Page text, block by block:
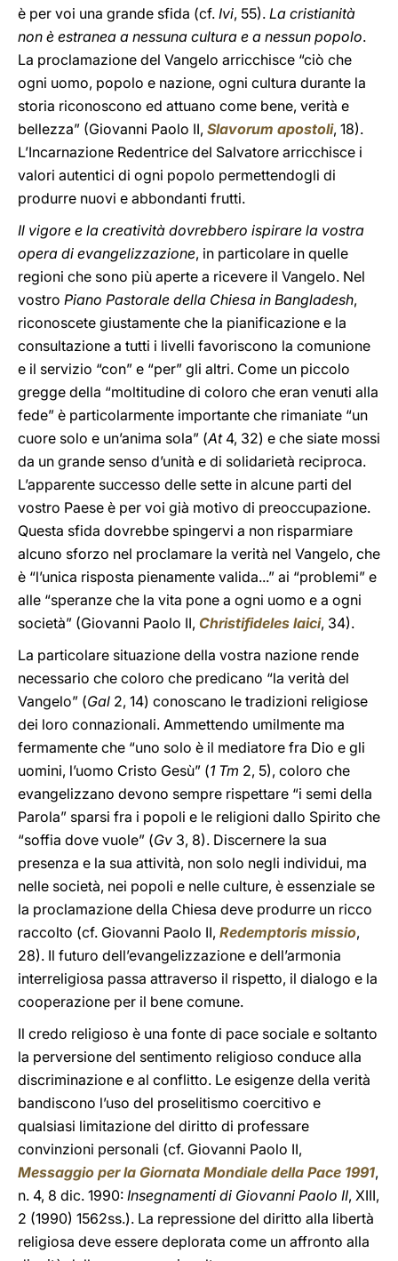
è per voi una grande sfida (cf. Ivi, 55). La cristianità
non è estranea a nessuna cultura e a nessun popolo.
La proclamazione del Vangelo arricchisce “ciò che
ogni uomo, popolo e nazione, ogni cultura durante la
storia riconoscono ed attuano come bene, verità e
bellezza” (Giovanni Paolo II, Slavorum apostoli, 18).
L’Incarnazione Redentrice del Salvatore arricchisce i
valori autentici di ogni popolo permettendogli di
produrre nuovi e abbondanti frutti.
Il vigore e la creatività dovrebbero ispirare la vostra
opera di evangelizzazione, in particolare in quelle
regioni che sono più aperte a ricevere il Vangelo. Nel
vostro Piano Pastorale della Chiesa in Bangladesh,
riconoscete giustamente che la pianificazione e la
consultazione a tutti i livelli favoriscono la comunione
e il servizio “con” e “per” gli altri. Come un piccolo
gregge della “moltitudine di coloro che eran venuti alla
fede” è particolarmente importante che rimaniate “un
cuore solo e un’anima sola” (At4, 32) e che siate mossi
da un grande senso d’unità e di solidarietà reciproca.
L’apparente successo delle sette in alcune parti del
vostro Paese è per voi già motivo di preoccupazione.
Questa sfida dovrebbe spingervi a non risparmiare
alcuno sforzo nel proclamare la verità nel Vangelo, che
è “l’unica risposta pienamente valida...” ai “problemi” e
alle “speranze che la vita pone a ogni uomo e a ogni
società” (Giovanni Paolo II, Christifideles laici, 34).
La particolare situazione della vostra nazione rende
necessario che coloro che predicano “la verità del
Vangelo” (Gal 2, 14) conoscano le tradizioni religiose
dei loro connazionali. Ammettendo umilmente ma
fermamente che “uno solo è il mediatore fra Dio e gli
uomini, l’uomo Cristo Gesù” (1 Tm 2, 5), coloro che
evangelizzano devono sempre rispettare “i semi della
Parola” sparsi fra i popoli e le religioni dallo Spirito che
“soffia dove vuole” (Gv 3, 8). Discernere la sua
presenza e la sua attività, non solo negli individui, ma
nelle società, nei popoli e nelle culture, è essenziale se
la proclamazione della Chiesa deve produrre un ricco
raccolto (cf. Giovanni Paolo II, Redemptoris missio,
28). Il futuro dell’evangelizzazione e dell’armonia
interreligiosa passa attraverso il rispetto, il dialogo e la
cooperazione per il bene comune.
Il credo religioso è una fonte di pace sociale e soltanto
la perversione del sentimento religioso conduce alla
discriminazione e al conflitto. Le esigenze della verità
bandiscono l’uso del proselitismo coercitivo e
qualsiasi limitazione del diritto di professare
convinzioni personali (cf. Giovanni Paolo II,
Messaggio per la Giornata Mondiale della Pace 1991,
n. 4, 8 dic. 1990: Insegnamenti di Giovanni Paolo II, XIII,
2 (1990) 1562ss.). La repressione del diritto alla libertà
religiosa deve essere deplorata come un affronto alla